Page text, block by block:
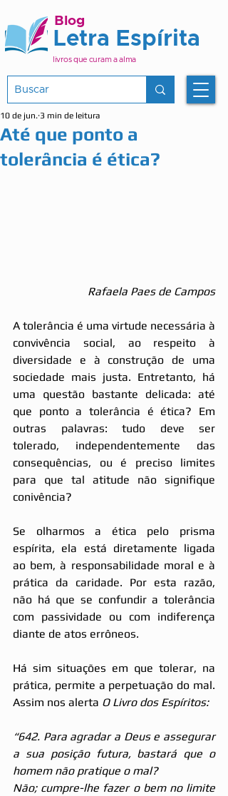
Letra Espírita
Blog
livros que curam a alma
Até que ponto a
tolerância é ética?
10 de jun. 3 min de leitura
Rafaela Paes de Campos
A tolerância é uma virtude necessária à
convivência social, ao respeito à
diversidade e à construção de uma
sociedade mais justa. Entretanto, há
uma questão bastante delicada: até
que ponto a tolerância é ética? Em
outras palavras: tudo deve ser
tolerado, independentemente das
consequências, ou é preciso limites
para que tal atitude não signifique
conivência?
Se olharmos a ética pelo prisma
espírita, ela está diretamente ligada
ao bem, à responsabilidade moral e à
prática da caridade. Por esta razão,
não há que se confundir a tolerância
com passividade ou com indiferença
diante de atos errôneos.
Há sim situações em que tolerar, na
prática, permite a perpetuação do mal.
Assim nos alerta O Livro dos Espíritos:
“642. Para agradar a Deus e assegurar
a sua posição futura, bastará que o
homem não pratique o mal?
Não; cumpre-lhe fazer o bem no limite